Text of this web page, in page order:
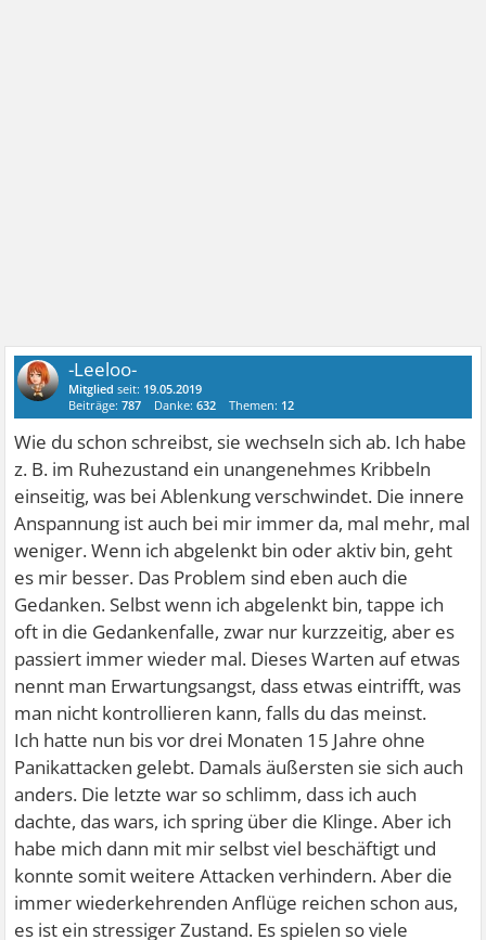
-Leeloo-
Mitglied seit: 19.05.2019
Beiträge:787 Danke:632 Themen: 12
Wie du schon schreibst, sie wechseln sich ab. Ich habe
z. B. im Ruhezustand ein unangenehmes Kribbeln
einseitig, was bei Ablenkung verschwindet. Die innere
Anspannung ist auch bei mir immer da, mal mehr, mal
weniger. Wenn ich abgelenkt bin oder aktiv bin, geht
es mir besser. Das Problem sind eben auch die
Gedanken. Selbst wenn ich abgelenkt bin, tappe ich
oft in die Gedankenfalle, zwar nur kurzzeitig, aber es
passiert immer wieder mal. Dieses Warten auf etwas
nennt man Erwartungsangst, dass etwas eintrifft, was
man nicht kontrollieren kann, falls du das meinst.
Ich hatte nun bis vor drei Monaten 15 Jahre ohne
Panikattacken gelebt. Damals äußersten sie sich auch
anders. Die letzte war so schlimm, dass ich auch
dachte, das wars, ich spring über die Klinge. Aber ich
habe mich dann mit mir selbst viel beschäftigt und
konnte somit weitere Attacken verhindern. Aber die
immer wiederkehrenden Anflüge reichen schon aus,
es ist ein stressiger Zustand. Es spielen so viele